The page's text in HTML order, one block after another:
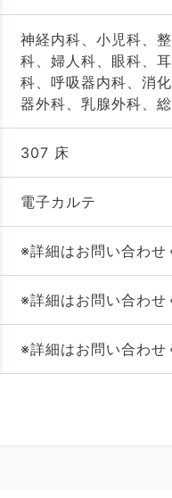
神経内科、小児科、
科、婦人科、眼科、
科、呼吸器内科、消
器外科、乳腺外科、
307 床
電子カルテ
※詳細はお問い合わせ
※詳細はお問い合わせ
※詳細はお問い合わせ